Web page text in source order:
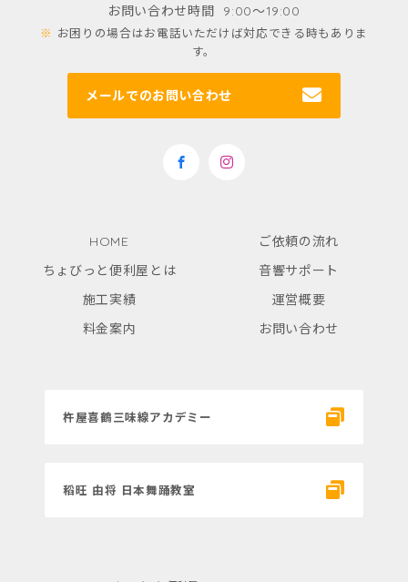
お問い合わせ時間 9:00〜19:00
お困りの場合はお電話いただけば対応できる時もありま
す。
メールでのお問い合わせ
HOME
ちょびっと便利屋とは
施工実績
料金案内
ご依頼の流れ
音響サポート
運営概要
お問い合わせ
杵屋喜鶴三味線アカデミー
稻旺 由将 日本舞踊教室